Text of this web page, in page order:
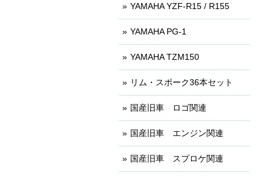
YAMAHA YZF-R15 / R155
YAMAHA PG-1
YAMAHA TZM150
リム・スポーク36本セット
国産旧車 ロゴ関連
国産旧車 エンジン関連
国産旧車 スプロケ関連